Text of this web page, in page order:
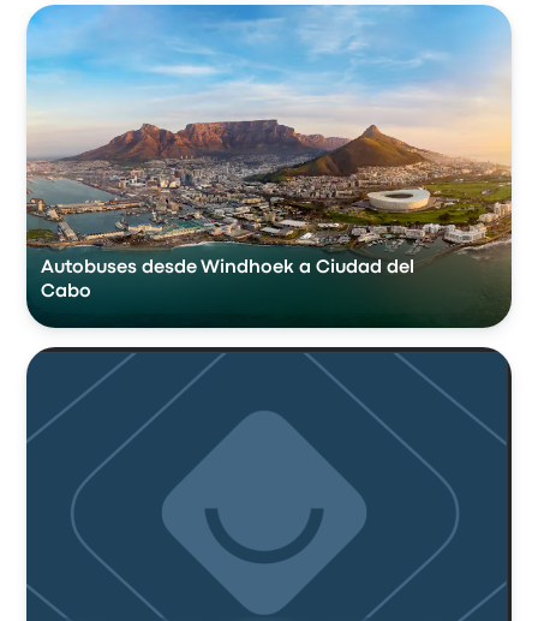
Autobuses desde Windhoek a Ciudad del
Cabo